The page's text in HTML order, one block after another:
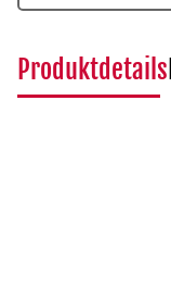
Produktdetails